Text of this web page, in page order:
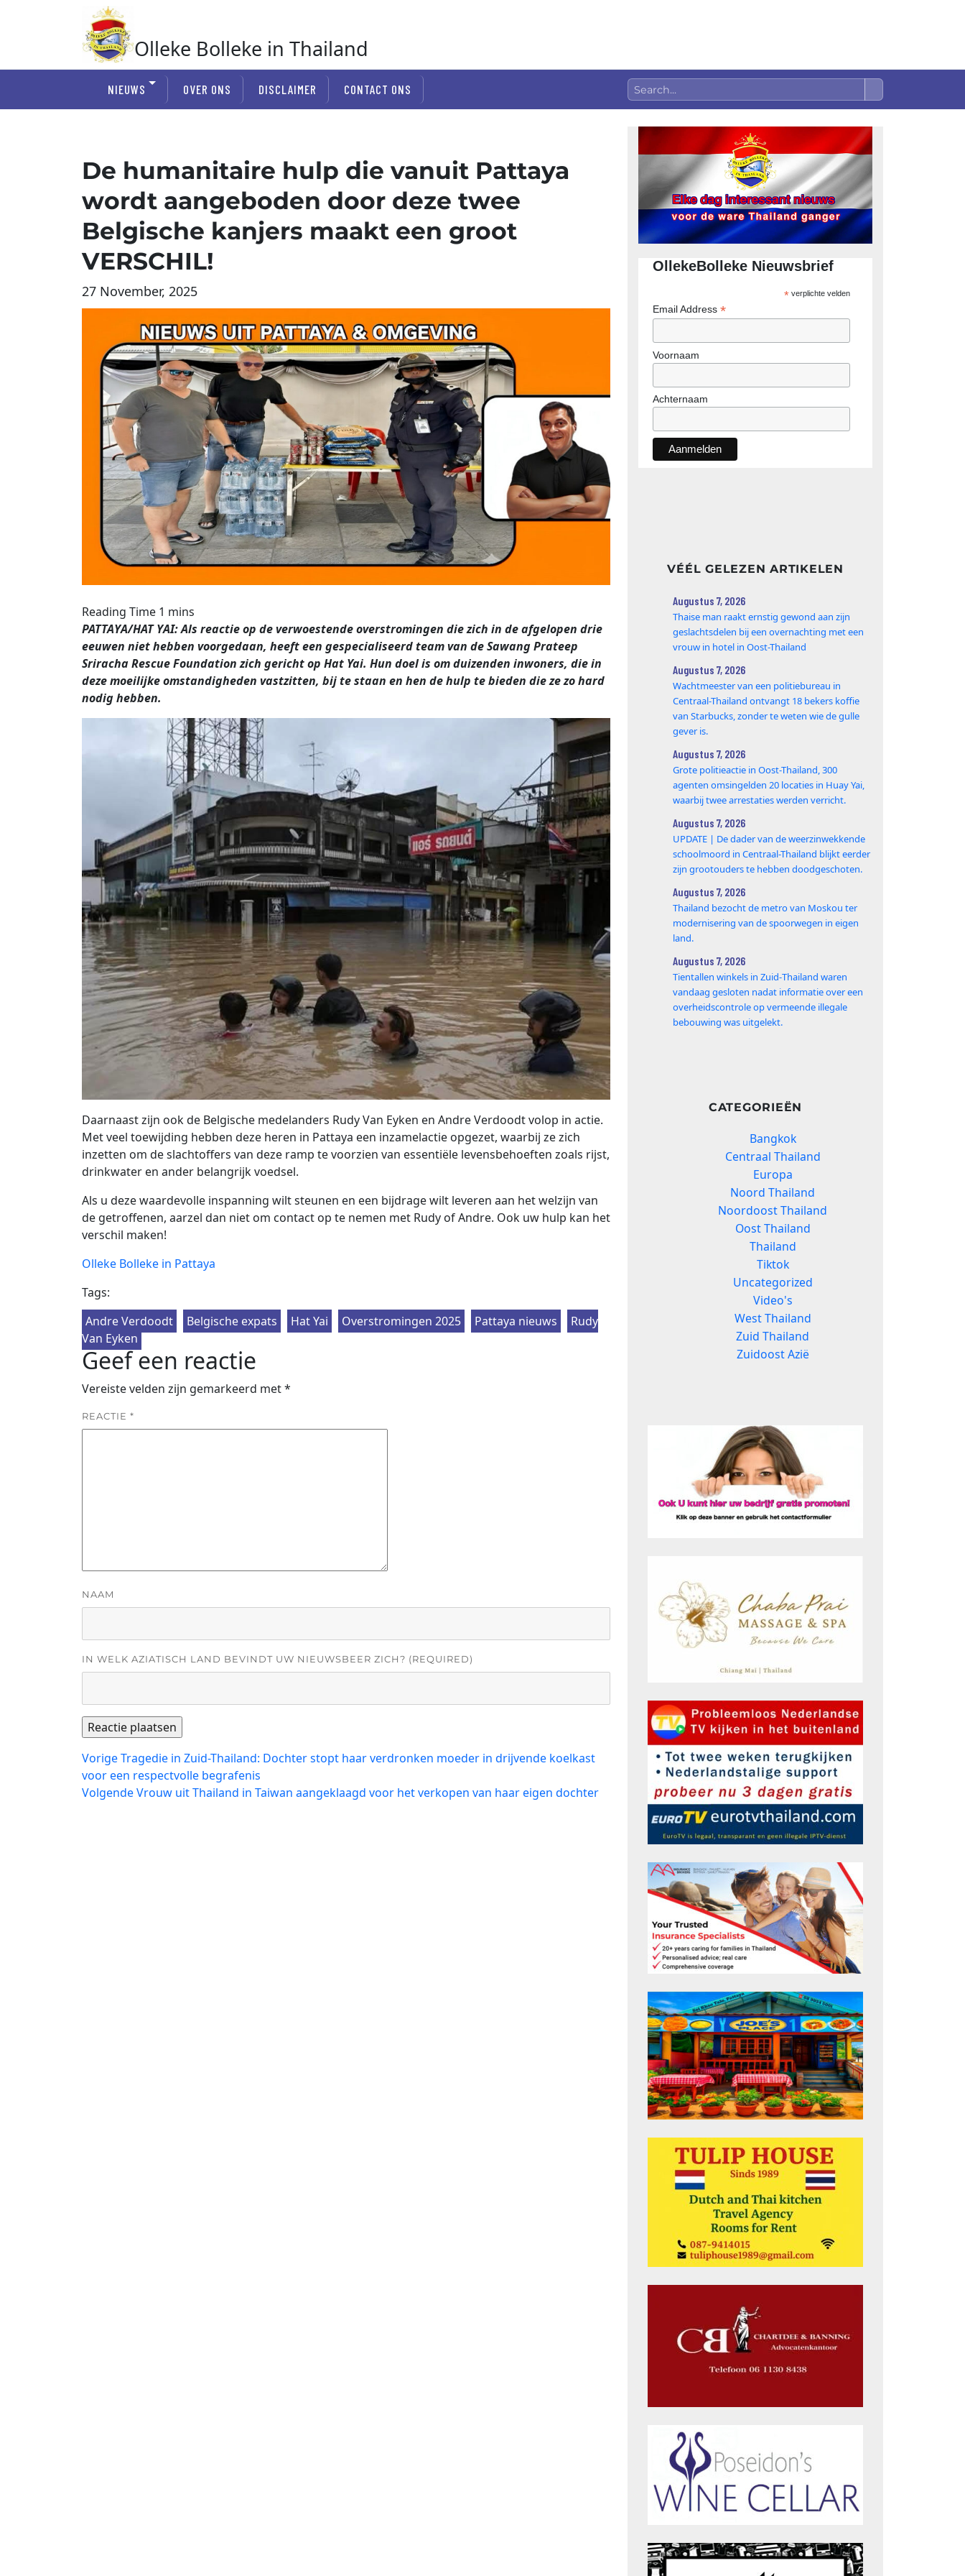
Olleke Bolleke in Thailand
NIEUWS OVER ONS DISCLAIMER CONTACT ONS
De humanitaire hulp die vanuit Pattaya
wordt aangeboden door deze twee
Belgische kanjers maakt een groot
VERSCHIL!
27 November, 2025
PATTAYA/HAT YAI: Als reactie op de verwoestende overstromingen die zich in de afgelopen drie
eeuwen niet hebben voorgedaan, heeft een gespecialiseerd team van de Sawang Prateep
Sriracha Rescue Foundation zich gericht op Hat Yai. Hun doel is om duizenden inwoners, die in
deze moeilijke omstandigheden vastzitten, bij te staan en hen de hulp te bieden die ze zo hard
nodig hebben.
Daarnaast zijn ook de Belgische medelanders Rudy Van Eyken en Andre Verdoodt volop in actie.
Met veel toewijding hebben deze heren in Pattaya een inzamelactie opgezet, waarbij ze zich
inzetten om de slachtoffers van deze ramp te voorzien van essentiële levensbehoeften zoals rijst,
drinkwater en ander belangrijk voedsel.
Als u deze waardevolle inspanning wilt steunen en een bijdrage wilt leveren aan het welzijn van
de getroffenen, aarzel dan niet om contact op te nemen met Rudy of Andre. Ook uw hulp kan het
verschil maken!
Olleke Bolleke in Pattaya
Tags:
Andre Verdoodt
Belgische expats Hat Yai Overstromingen 2025 Pattaya nieuws
Rudy
Van Eyken
Geef een reactie
Vereiste velden zijn gemarkeerd met*
REACTIE *
NAAM
IN WELK AZIATISCH LAND BEVINDT UW NIEUWSBEER ZICH? (REQUIRED)
Bericht
navigatie
VorigeVorig
bericht:
Tragedie in Zuid-Thailand: Dochter stopt haar verdronken moeder in drijvende koelkast
voor een respectvolle begrafenis
VolgendeVolgend
Vrouw uit Thailand in Taiwan aangeklaagd voor het verkopen van haar eigen dochter
OllekeBolleke Nieuwsbrief
*verplichte velden
Email Address *
Voornaam
Achternaam
VÉÉL GELEZEN ARTIKELEN
Augustus 7, 2026
Thaise man raakt ernstig gewond aan zijn
geslachtsdelen bij een overnachting met een
vrouw in hotel in Oost-Thailand
Augustus 7, 2026
Wachtmeester van een politiebureau in
Centraal-Thailand ontvangt 18 bekers koffie
van Starbucks, zonder te weten wie de gulle
gever is.
Augustus 7, 2026
Grote politieactie in Oost-Thailand, 300
agenten omsingelden 20 locaties in Huay Yai,
waarbij twee arrestaties werden verricht.
Augustus 7, 2026
UPDATE | De dader van de weerzinwekkende
schoolmoord in Centraal-Thailand blijkt eerder
zijn grootouders te hebben doodgeschoten.
Augustus 7, 2026
Thailand bezocht de metro van Moskou ter
modernisering van de spoorwegen in eigen
land.
Augustus 7, 2026
Tientallen winkels in Zuid‑Thailand waren
vandaag gesloten nadat informatie over een
overheidscontrole op vermeende illegale
bebouwing was uitgelekt.
CATEGORIEËN
Bangkok
Centraal Thailand
Europa
Noord Thailand
Noordoost Thailand
Oost Thailand
Thailand
Tiktok
Uncategorized
Video's
West Thailand
Zuid Thailand
Zuidoost Azië